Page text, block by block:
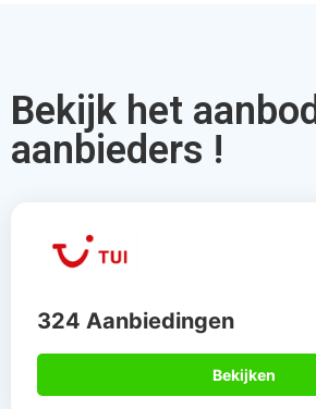
Bekijk het
aanbieders !
324 Aanbiedingen
Bekijken